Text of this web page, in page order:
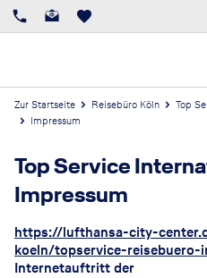
Zur Startseite Reisebüro Köln
Top
Impressum
Top Service
Impressum
https://lufthansa-city-
koeln/topservice-
Internetauftritt der